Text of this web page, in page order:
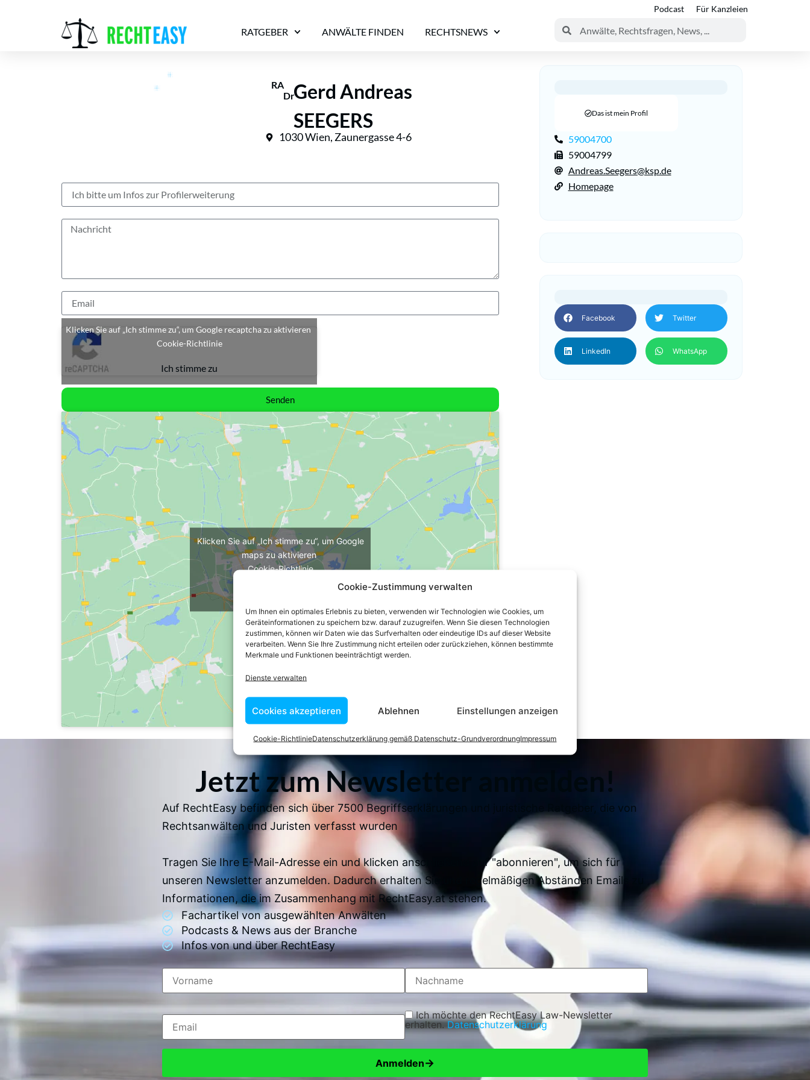
Cookie-Zustimmung verwalten
Um Ihnen ein optimales Erlebnis zu bieten, verwenden wir Technologien wie Cookies, um
Geräteinformationen zu speichern bzw. darauf zuzugreifen. Wenn Sie diesen Technologien
zustimmen, können wir Daten wie das Surfverhalten oder eindeutige IDs auf dieser Website
verarbeiten. Wenn Sie Ihre Zustimmung nicht erteilen oder zurückziehen, können bestimmte
Merkmale und Funktionen beeinträchtigt werden.
Dienste verwalten
Cookies akzeptieren Ablehnen Einstellungen anzeigen
Cookie-RichtlinieDatenschutzerklärung gemäß Datenschutz-GrundverordnungImpressum
Podcast Für Kanzleien
RATGEBER ANWÄLTE FINDEN RECHTSNEWS
RA
DrGerd Andreas
SEEGERS
1030 Wien, Zaunergasse 4-6
Klicken Sie auf „Ich stimme zu“, um Google recaptcha zu aktivieren
Cookie-Richtlinie
Ich stimme zu
Senden
Klicken Sie auf „Ich stimme zu“, um Google
maps zu aktivieren
Cookie-Richtlinie
Das ist mein Profil
59004700
59004799
Andreas.Seegers@ksp.de
Homepage
Facebook Twitter
LinkedIn WhatsApp
Jetzt zum Newsletter anmelden!
Auf RechtEasy befinden sich über 7500 Begriffserklärungen und juristische Ratgeber, die von
Rechtsanwälten und Juristen verfasst wurden
Tragen Sie Ihre E-Mail-Adresse ein und klicken anschließend auf "abonnieren", um sich für
unseren Newsletter anzumelden. Dadurch erhalten Sie und regelmäßigen Abständen Emails zu
Informationen, die im Zusammenhang mit RechtEasy.at stehen.
Fachartikel von ausgewählten Anwälten
Podcasts & News aus der Branche
Infos von und über RechtEasy
Ich möchte den RechtEasy Law-Newsletter
erhalten.Datenschutzerklärung
Anmelden→